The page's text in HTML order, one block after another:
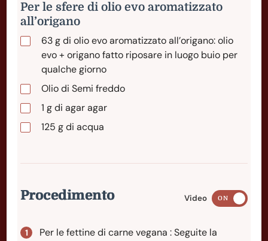
Per le sfere di olio evo aromatizzato
all’origano
63gdi olio evo aromatizzato all’origano: olio
evo + origano fatto riposare in luogo buio per
qualche giorno
Olio di Semi freddo
1 gdi agar agar
125 gdi acqua
Procedimento Video ON
Per le fettine di carne vegana : Seguite la